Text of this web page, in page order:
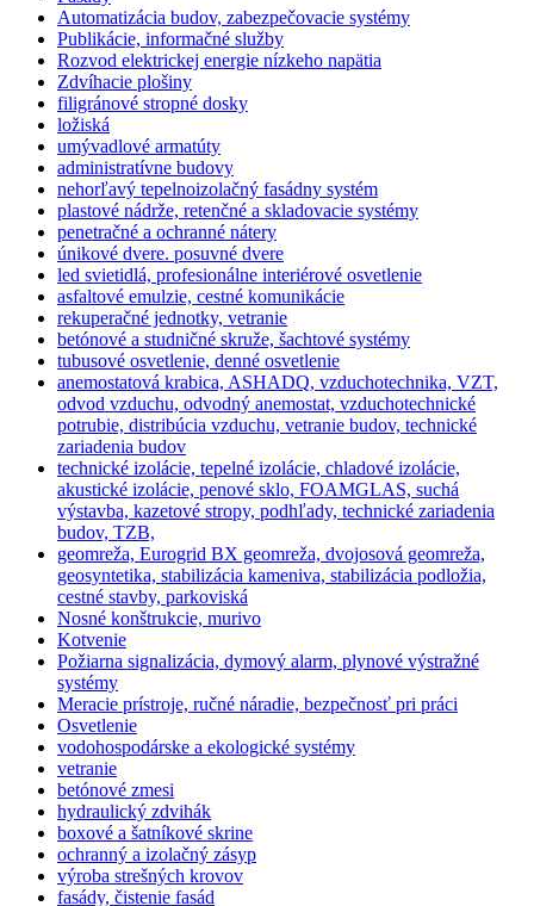
Automatizácia budov, zabezpečovacie systémy
Publikácie, informačné služby
Rozvod elektrickej energie nízkeho napätia
Zdvíhacie plošiny
filigránové stropné dosky
ložiská
umývadlové armatúty
administratívne budovy
nehorľavý tepelnoizolačný fasádny systém
plastové nádrže, retenčné a skladovacie systémy
penetračné a ochranné nátery
únikové dvere. posuvné dvere
led svietidlá, profesionálne interiérové osvetlenie
asfaltové emulzie, cestné komunikácie
rekuperačné jednotky, vetranie
betónové a studničné skruže, šachtové systémy
tubusové osvetlenie, denné osvetlenie
anemostatová krabica, ASHADQ, vzduchotechnika, VZT,
odvod vzduchu, odvodný anemostat, vzduchotechnické
potrubie, distribúcia vzduchu, vetranie budov, technické
zariadenia budov
technické izolácie, tepelné izolácie, chladové izolácie,
akustické izolácie, penové sklo, FOAMGLAS, suchá
výstavba, kazetové stropy, podhľady, technické zariadenia
budov, TZB,
geomreža, Eurogrid BX geomreža, dvojosová geomreža,
geosyntetika, stabilizácia kameniva, stabilizácia podložia,
cestné stavby, parkoviská
Nosné konštrukcie, murivo
Kotvenie
Požiarna signalizácia, dymový alarm, plynové výstražné
systémy
Meracie prístroje, ručné náradie, bezpečnosť pri práci
Osvetlenie
vodohospodárske a ekologické systémy
vetranie
betónové zmesi
hydraulický zdvihák
boxové a šatníkové skrine
ochranný a izolačný zásyp
výroba strešných krovov
fasády, čistenie fasád